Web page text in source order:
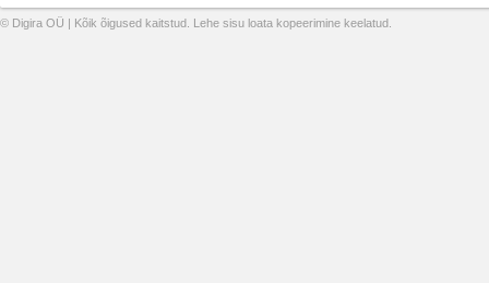
© Digira OÜ | Kõik õigused kaitstud. Lehe sisu loata kopeerimine keelatud.